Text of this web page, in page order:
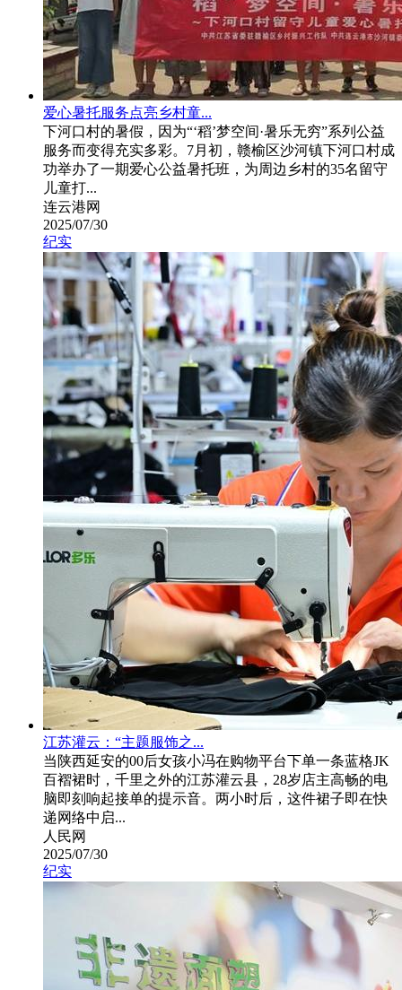
爱心暑托服务点亮乡村童...
下河口村的暑假，因为“‘稻’梦空间·暑乐无穷”系列公益
服务而变得充实多彩。7月初，赣榆区沙河镇下河口村成
功举办了一期爱心公益暑托班，为周边乡村的35名留守
儿童打...
连云港网
2025/07/30
纪实
江苏灌云：“主题服饰之...
当陕西延安的00后女孩小冯在购物平台下单一条蓝格JK
百褶裙时，千里之外的江苏灌云县，28岁店主高畅的电
脑即刻响起接单的提示音。两小时后，这件裙子即在快
递网络中启...
人民网
2025/07/30
纪实